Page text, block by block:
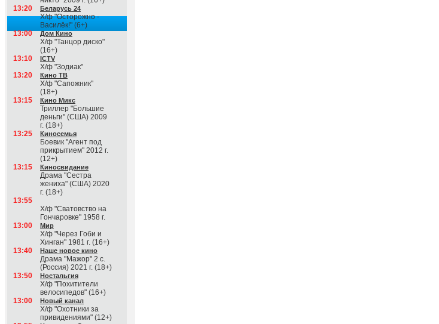
13:20
Беларусь 24
Х/ф "Осторожно -
Василёк!" (6+)
13:00
Дом Кино
Х/ф "Танцор диско"
(16+)
13:10
ICTV
Х/ф "Зодиак"
13:20
Кино ТВ
Х/ф "Сапожник"
(18+)
13:15
Кино Микс
Триллер "Большие
деньги" (США) 2009
г. (18+)
13:25
Киносемья
Боевик "Агент под
прикрытием" 2012 г.
(12+)
13:15
Киносвидание
Драма "Сестра
жениха" (США) 2020
г. (18+)
13:55
Х/ф "Сватовство на
Гончаровке" 1958 г.
13:00
Мир
Х/ф "Через Гоби и
Хинган" 1981 г. (16+)
13:40
Наше новое кино
Драма "Мажор" 2 с.
(Россия) 2021 г. (18+)
13:50
Ностальгия
Х/ф "Похитители
велосипедов" (16+)
13:00
Новый канал
Х/ф "Охотники за
привидениями" (12+)